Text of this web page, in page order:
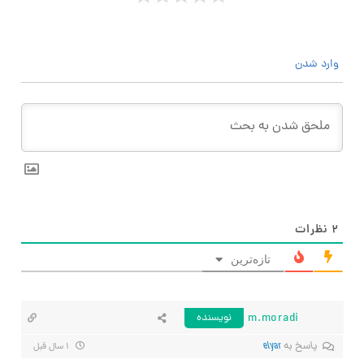
وارد شدن
۲ نظرات
تازه‌ترین
m.moradi
نویسنده
پاسخ بهelyar